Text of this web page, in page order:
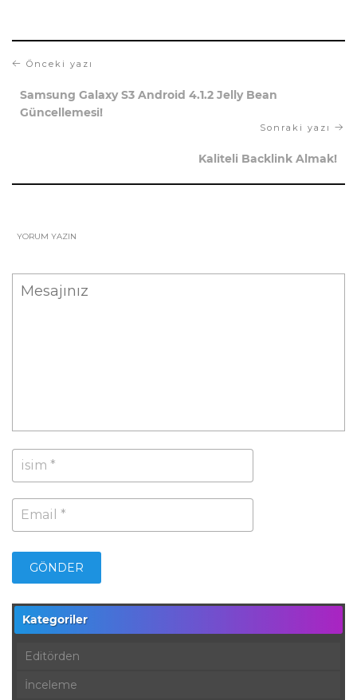
Önceki yazı
Samsung Galaxy S3 Android 4.1.2 Jelly Bean
Güncellemesi!
Sonraki yazı
Kaliteli Backlink Almak!
YORUM YAZIN
Kategoriler
Editörden
İnceleme